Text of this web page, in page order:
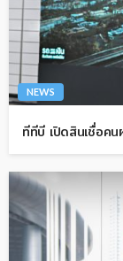
NEWS
ทีทีบี เปิดสินเชื่อคน